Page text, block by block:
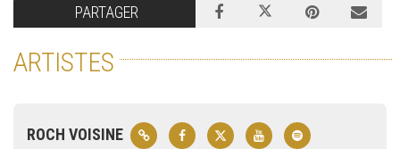
PARTAGER
ARTISTES
ROCH VOISINE